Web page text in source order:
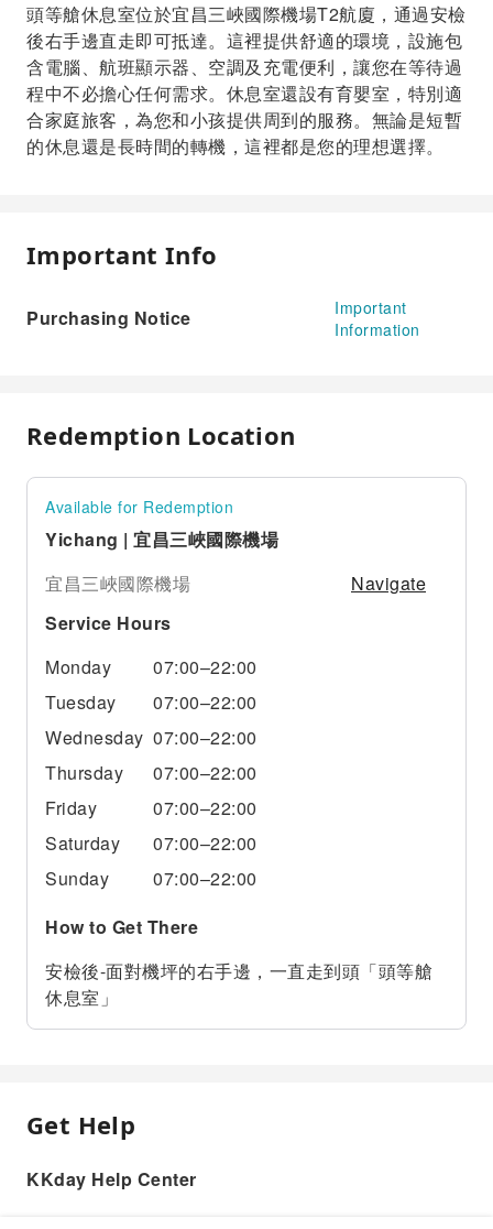
頭等艙休息室位於宜昌三峽國際機場T2航廈，通過安檢
後右手邊直走即可抵達。這裡提供舒適的環境，設施包
含電腦、航班顯示器、空調及充電便利，讓您在等待過
程中不必擔心任何需求。休息室還設有育嬰室，特別適
合家庭旅客，為您和小孩提供周到的服務。無論是短暫
的休息還是長時間的轉機，這裡都是您的理想選擇。
Important Info
Purchasing Notice
Important
Information
Redemption Location
Available for Redemption
Yichang | 宜昌三峽國際機場
宜昌三峽國際機場
Navigate
Service Hours
Monday
07:00–22:00
Tuesday
07:00–22:00
Wednesday 07:00–22:00
Thursday
07:00–22:00
Friday
07:00–22:00
Saturday
07:00–22:00
Sunday
07:00–22:00
How to Get There
安檢後-面對機坪的右手邊，一直走到頭「頭等艙
休息室」
Get Help
KKday Help Center